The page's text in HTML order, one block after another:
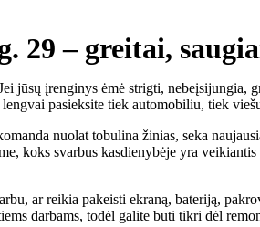
29 – greitai,
jūsų įrenginys ėmė strigti, nebeįsijungia,
lengvai pasieksite tiek automobiliu, tiek
nuolat tobulina žinias, seka
koks svarbus kasdienybėje yra
ar reikia pakeisti ekraną, bateriją,
darbams, todėl galite būti tikri dėl